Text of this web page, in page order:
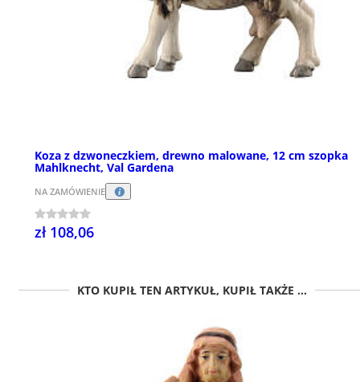
Koza z dzwoneczkiem, drewno malowane, 12 cm szopka
Mahlknecht, Val Gardena
NA ZAMÓWIENIE
zł 108,06
KTO KUPIŁ TEN ARTYKUŁ, KUPIŁ TAKŻE ...